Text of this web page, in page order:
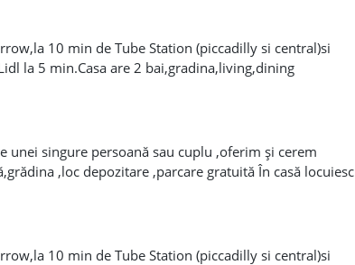
10 min de Tube Station (piccadilly si central)si
la 5 min.Casa are 2 bai,gradina,living,dining
este 560£/luna+billuri+o luna
unei singure persoană sau cuplu ,oferim și cerem
,loc depozitare ,parcare gratuită În casă locuiesc
loc de muncă stabil,bolurile se împart în mod egal la
10 min de Tube Station (piccadilly si central)si